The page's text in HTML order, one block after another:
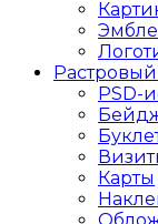
PSD-
Карты